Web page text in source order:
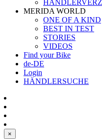
MERIDA WORLD
ONE OF A KIND
BEST IN TEST
STORIES
VIDEOS
Find your Bike
de-DE
Login
HÄNDLERSUCHE
×